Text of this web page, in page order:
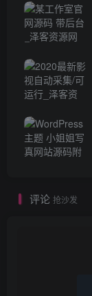
评论 抢沙发